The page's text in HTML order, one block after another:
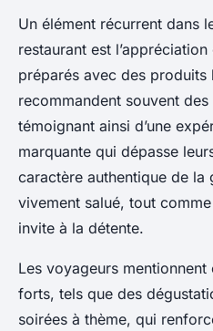
Un élément récurrent dans
restaurant est
préparés avec des produits
recommandent souvent
témoignant ainsi d’une
marquante qui dépasse
caractère authentique de la
vivement salué, tout
invite à la détente.
Les voyageurs
forts, tels que des
soirées à thème, qui